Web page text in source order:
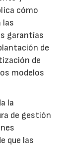
cómo
las
garantías
de
de
modelos
la
de gestión
que las